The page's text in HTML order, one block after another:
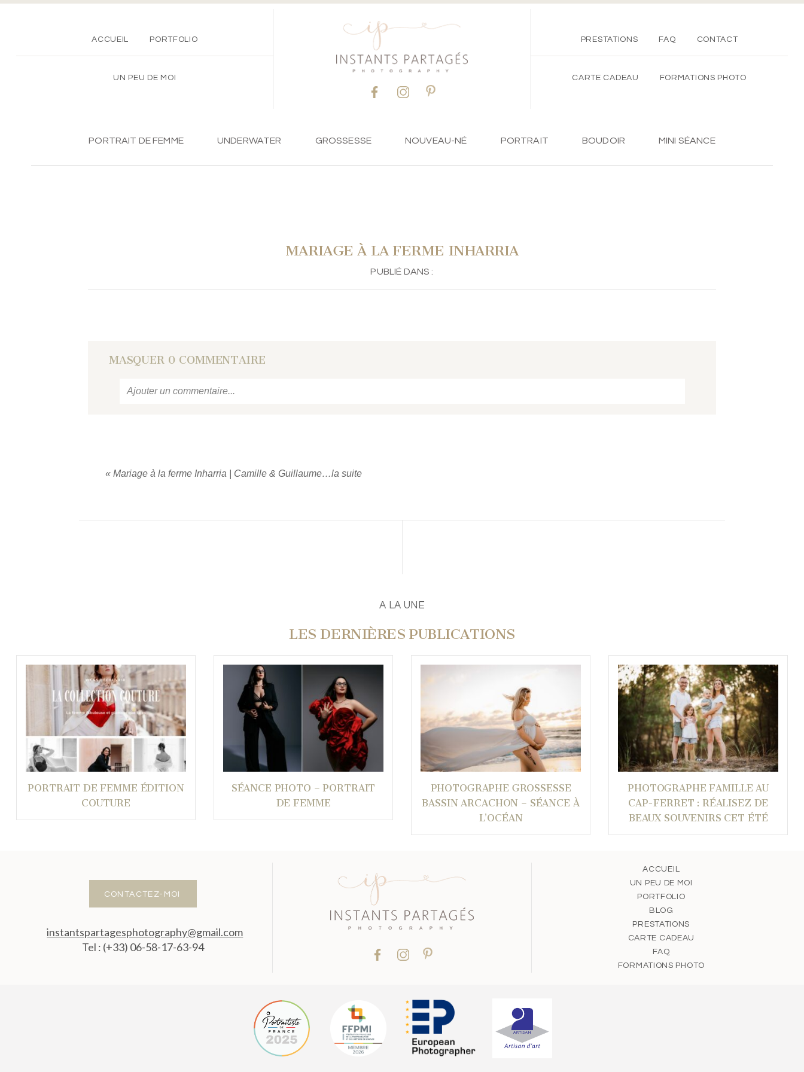
ACCUEIL PORTFOLIO
UN PEU DE MOI
PRESTATIONS FAQ CONTACT
CARTE CADEAU FORMATIONS PHOTO
PORTRAIT DE FEMME UNDERWATER GROSSESSE NOUVEAU-NÉ PORTRAIT BOUDOIR MINI SÉANCE
MARIAGE À LA FERME INHARRIA
PUBLIÉ DANS :
MASQUER 0 COMMENTAIRE
Ajouter un commentaire...
« Mariage à la ferme Inharria | Camille & Guillaume…la suite
A LA UNE
LES DERNIÈRES PUBLICATIONS
PORTRAIT DE FEMME ÉDITION
COUTURE
SÉANCE PHOTO – PORTRAIT
DE FEMME
PHOTOGRAPHE GROSSESSE
BASSIN ARCACHON – SÉANCE À
L’OCÉAN
PHOTOGRAPHE FAMILLE AU
CAP-FERRET : RÉALISEZ DE
BEAUX SOUVENIRS CET ÉTÉ
CONTACTEZ-MOI
instantspartagesphotography@gmail.com
Tel : (+33) 06-58-17-63-94
ACCUEIL
UN PEU DE MOI
PORTFOLIO
BLOG
PRESTATIONS
CARTE CADEAU
FAQ
FORMATIONS PHOTO